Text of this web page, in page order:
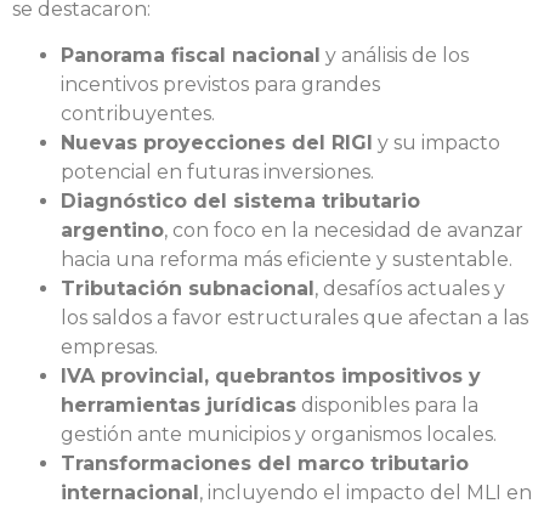
se destacaron:
Panorama fiscal nacional y análisis de los
incentivos previstos para grandes
contribuyentes.
Nuevas proyecciones del RIGI y su impacto
potencial en futuras inversiones.
Diagnóstico del sistema tributario
argentino, con foco en la necesidad de avanzar
hacia una reforma más eficiente y sustentable.
Tributación subnacional , desafíos actuales y
los saldos a favor estructurales que afectan a las
empresas.
IVA provincial, quebrantos impositivos y
herramientas jurídicas disponibles para la
gestión ante municipios y organismos locales.
Transformaciones del marco tributario
internacional , incluyendo el impacto del MLI en